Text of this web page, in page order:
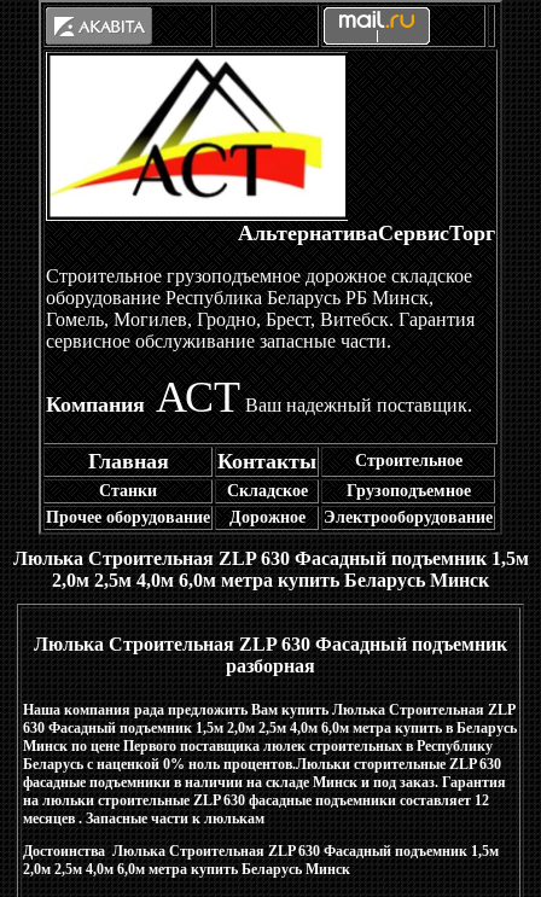
АльтернативаСервисТорг
Строительное грузоподъемное дорожное складское
оборудование Республика Беларусь РБ Минск,
Гомель, Могилев, Гродно, Брест, Витебск. Гарантия
сервисное обслуживание запасные части.
КомпанияАСТВаш надежный поставщик.
Главная Контакты
Строительное
Станки
Складское
Грузоподъемное
Прочее оборудование
Дорожное Электрооборудование
Люлька Строительная ZLP 630 Фасадный подъемник 1,5м
2,0м 2,5м 4,0м 6,0м метра купить Беларусь Минск
Люлька Строительная ZLP 630 Фасадный подъемник
разборная
Наша компания рада предложить Вам купить Люлька Строительная ZLP
630 Фасадный подъемник 1,5м 2,0м 2,5м 4,0м 6,0м метра купить в Беларусь
Минск по цене Первого поставщика люлек строительных в Республику
Беларусь с наценкой 0% ноль процентов.Люльки сторительные ZLP 630
фасадные подъемники в наличии на складе Минск и под заказ. Гарантия
на люльки строительные ZLP 630 фасадные подъемники составляет 12
месяцев . Запасные части к люлькам
Достоинства Люлька Строительная ZLP 630 Фасадный подъемник 1,5м
2,0м 2,5м 4,0м 6,0м метра купить Беларусь Минск